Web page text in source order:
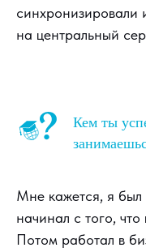
на центральный
Кем ты
Мне кажется, я был
начинал с того,
Потом работал в